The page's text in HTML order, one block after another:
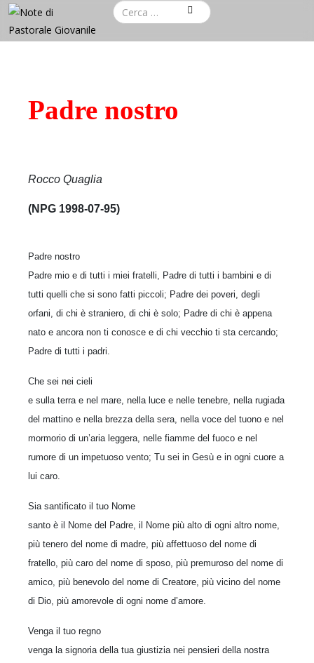
Padre nostro
Rocco Quaglia
(NPG 1998-07-95)
Padre nostro
Padre mio e di tutti i miei fratelli, Padre di tutti i bambini e di
tutti quelli che si sono fatti piccoli; Padre dei poveri, degli
orfani, di chi è straniero, di chi è solo; Padre di chi è appena
nato e ancora non ti conosce e di chi vecchio ti sta cercando;
Padre di tutti i padri.
Che sei nei cieli
e sulla terra e nel mare, nella luce e nelle tenebre, nella rugiada
del mattino e nella brezza della sera, nella voce del tuono e nel
mormorio di un’aria leggera, nelle fiamme del fuoco e nel
rumore di un impetuoso vento; Tu sei in Gesù e in ogni cuore a
lui caro.
Sia santificato il tuo Nome
santo è il Nome del Padre, il Nome più alto di ogni altro nome,
più tenero del nome di madre, più affettuoso del nome di
fratello, più caro del nome di sposo, più premuroso del nome di
amico, più benevolo del nome di Creatore, più vicino del nome
di Dio, più amorevole di ogni nome d’amore.
Venga il tuo regno
venga la signoria della tua giustizia nei pensieri della nostra